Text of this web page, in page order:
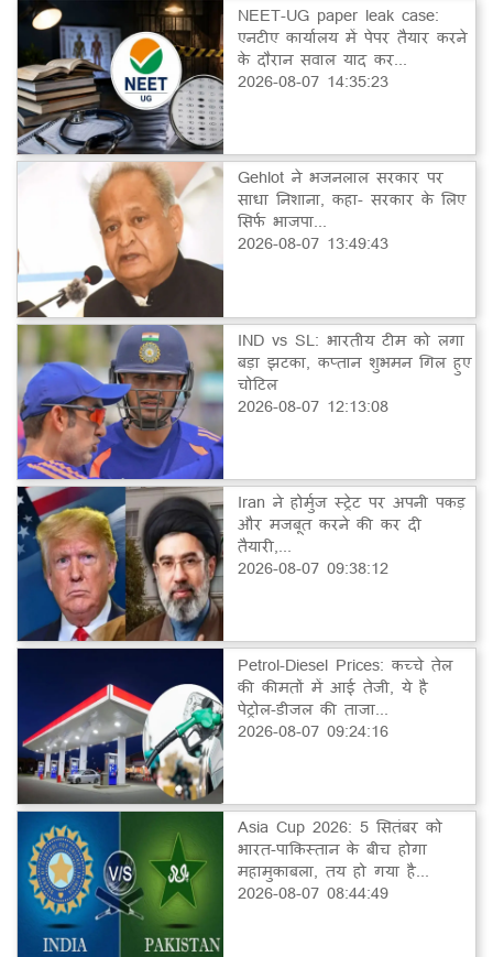
NEET-UG paper leak case:
एनटीए कार्यालय में पेपर तैयार करने
के दौरान सवाल याद कर...
2026-08-07 14:35:23
Gehlot ने भजनलाल सरकार पर
साधा निशाना, कहा- सरकार के लिए
सिर्फ भाजपा...
2026-08-07 13:49:43
IND vs SL: भारतीय टीम को लगा
बड़ा झटका, कप्तान शुभमन गिल हुए
चोटिल
2026-08-07 12:13:08
Iran ने होर्मुज स्ट्रेट पर अपनी पकड़
और मजबूत करने की कर दी
तैयारी,...
2026-08-07 09:38:12
Petrol-Diesel Prices: कच्चे तेल
की कीमतों में आई तेजी, ये है
पेट्रोल-डीजल की ताजा...
2026-08-07 09:24:16
Asia Cup 2026: 5 सितंबर को
भारत-पाकिस्तान के बीच होगा
महामुकाबला, तय हो गया है...
2026-08-07 08:44:49